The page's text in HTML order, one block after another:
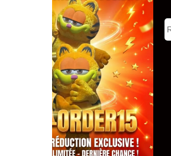
Tous Mascottes